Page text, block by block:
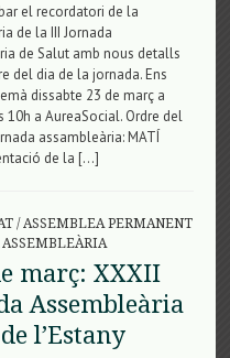
el recordatori de la
de la III Jornada
de Salut amb nous detalls
del dia de la jornada. Ens
dissabte 23 de març a
10h a AureaSocial. Ordre del
assambleària: MATÍ
de la […]
/ASSEMBLEA PERMANENT
ASSEMBLEÀRIA
març: XXXII
Assembleària
l’Estany